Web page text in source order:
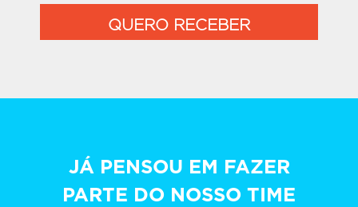
QUERO RECEBER
JÁ PENSOU EM FAZER
PARTE DO NOSSO TIME